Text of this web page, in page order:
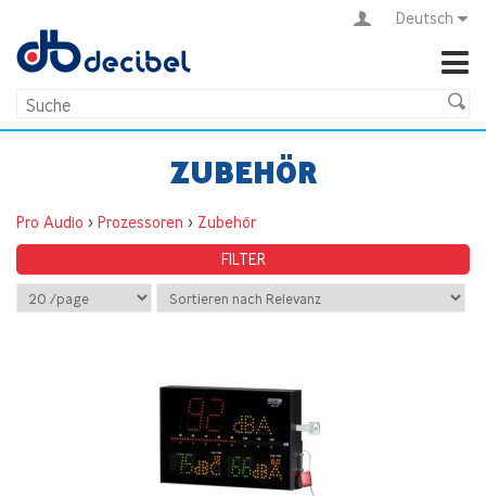
Deutsch
ZUBEHÖR
Pro Audio > Prozessoren > Zubehör
FILTER